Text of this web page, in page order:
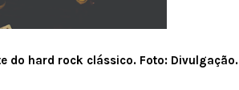
do hard rock clássico. Foto: Divulgação.